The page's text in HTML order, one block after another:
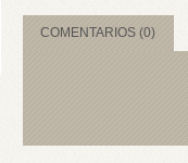
COMENTARIOS (0)